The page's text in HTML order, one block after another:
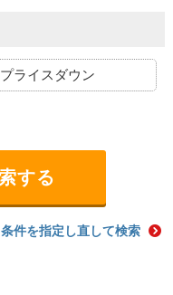
プライスダウン
条件を指定し直して検索